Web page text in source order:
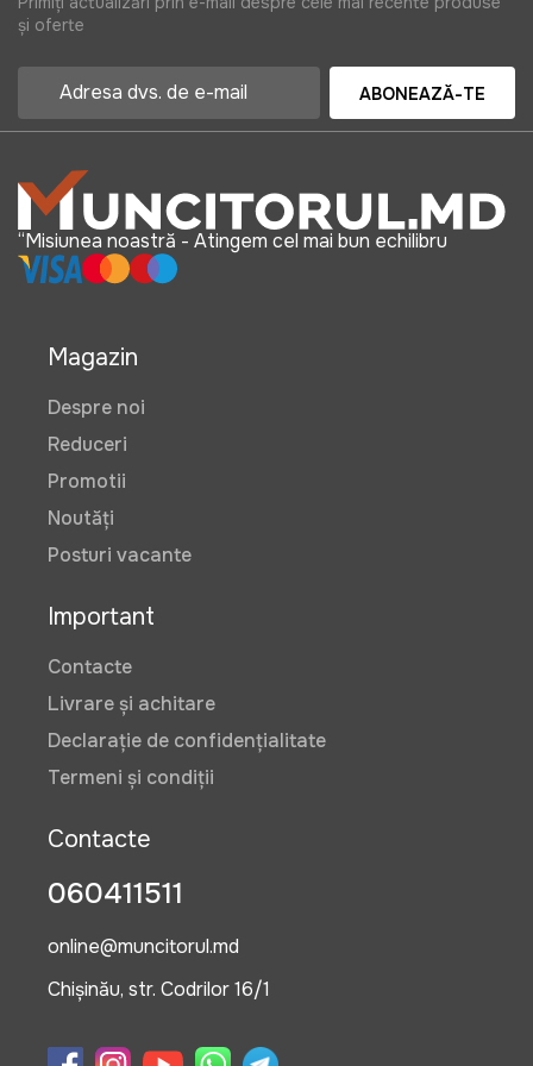
și oferte
ABONEAZĂ-TE
“Misiunea noastră - Atingem cel mai bun echilibru
Magazin
Despre noi
Reduceri
Promotii
Noutăți
Posturi vacante
Important
Contacte
Livrare și achitare
Declarație de confidențialitate
Termeni și condiții
Contacte
060411511
online@muncitorul.md
Chișinău, str. Codrilor 16/1